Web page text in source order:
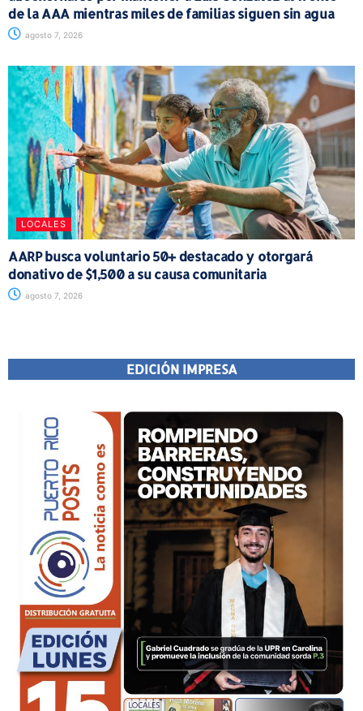
de la AAA mientras miles de familias siguen sin agua
agosto 7, 2026
LOCALES
AARP busca voluntario 50+ destacado y otorgará
donativo de $1,500 a su causa comunitaria
agosto 7, 2026
EDICIÓN IMPRESA